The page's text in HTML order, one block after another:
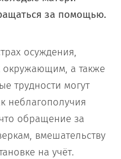
за помощью.
осуждения,
окружающим, а также
трудности могут
неблагополучия
обращение за
вмешательству
на учёт.